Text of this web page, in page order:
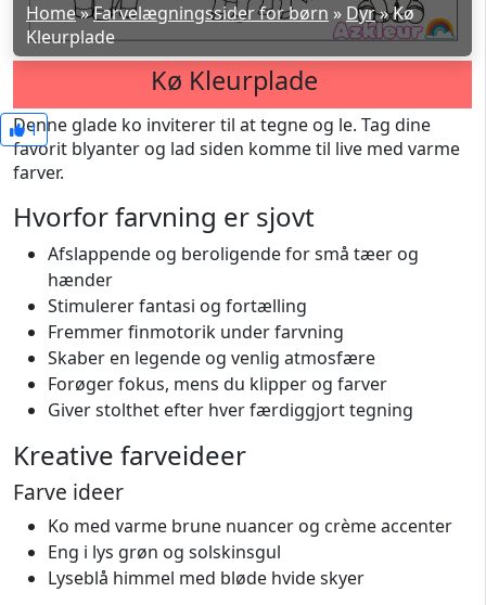
Home»Farvelægningssider for børn » Dyr»Kø
Kleurplade
Kø Kleurplade
1
Denne glade ko inviterer til at tegne og le. Tag dine
favorit blyanter og lad siden komme til live med varme
farver.
Hvorfor farvning er sjovt
Afslappende og beroligende for små tæer og
hænder
Stimulerer fantasi og fortælling
Fremmer finmotorik under farvning
Skaber en legende og venlig atmosfære
Forøger fokus, mens du klipper og farver
Giver stolthet efter hver færdiggjort tegning
Kreative farveideer
Farve ideer
Ko med varme brune nuancer og crème accenter
Eng i lys grøn og solskinsgul
Lyseblå himmel med bløde hvide skyer